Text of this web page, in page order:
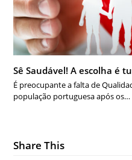
Sê Saudável! A escolha é
É preocupante a falta de
população portuguesa após os…
Share This